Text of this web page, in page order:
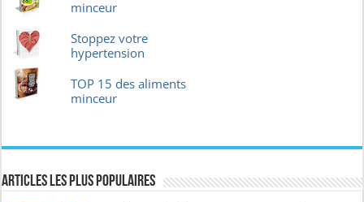
minceur
Stoppez votre
hypertension
TOP 15 des aliments
minceur
Articles les plus Populaires